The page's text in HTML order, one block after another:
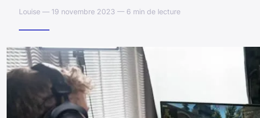
Louise — 19 novembre 2023 — 6 min de lecture